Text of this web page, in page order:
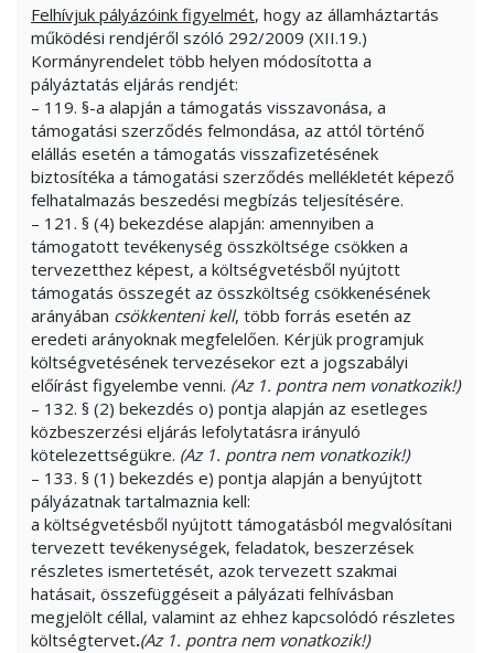
Felhívjuk pályázóink figyelmét, hogy az államháztartás
működési rendjéről szóló 292/2009 (XII.19.)
Kormányrendelet több helyen módosította a
pályáztatás eljárás rendjét:
– 119. §-a alapján a támogatás visszavonása, a
támogatási szerződés felmondása, az attól történő
elállás esetén a támogatás visszafizetésének
biztosítéka a támogatási szerződés mellékletét képező
felhatalmazás beszedési megbízás teljesítésére.
– 121. § (4) bekezdése alapján: amennyiben a
támogatott tevékenység összköltsége csökken a
tervezetthez képest, a költségvetésből nyújtott
támogatás összegét az összköltség csökkenésének
arányában csökkenteni kell, több forrás esetén az
eredeti arányoknak megfelelően. Kérjük programjuk
költségvetésének tervezésekor ezt a jogszabályi
előírást figyelembe venni. (Az 1. pontra nem vonatkozik!)
– 132. § (2) bekezdés o) pontja alapján az esetleges
közbeszerzési eljárás lefolytatásra irányuló
kötelezettségükre. (Az 1. pontra nem vonatkozik!)
– 133. § (1) bekezdés e) pontja alapján a benyújtott
pályázatnak tartalmaznia kell:
a költségvetésből nyújtott támogatásból megvalósítani
tervezett tevékenységek, feladatok, beszerzések
részletes ismertetését, azok tervezett szakmai
hatásait, összefüggéseit a pályázati felhívásban
megjelölt céllal, valamint az ehhez kapcsolódó részletes
költségtervet.(Az 1. pontra nem vonatkozik!)